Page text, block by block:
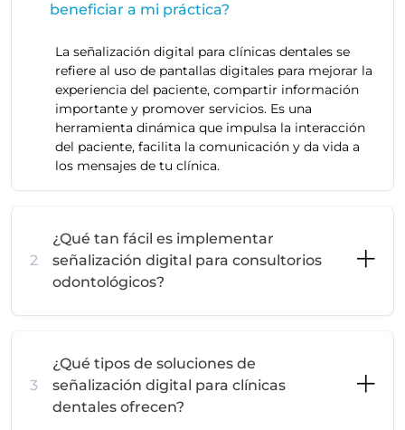
beneficiar a mi práctica?
La señalización digital para clínicas dentales se
refiere al uso de pantallas digitales para mejorar la
experiencia del paciente, compartir información
importante y promover servicios. Es una
herramienta dinámica que impulsa la interacción
del paciente, facilita la comunicación y da vida a
los mensajes de tu clínica.
2
¿Qué tan fácil es implementar
señalización digital para consultorios
odontológicos?
3
¿Qué tipos de soluciones de
señalización digital para clínicas
dentales ofrecen?